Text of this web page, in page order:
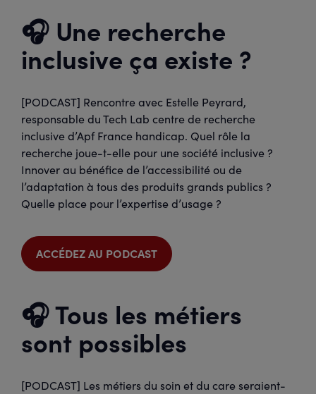
🎧 Une recherche
inclusive ça existe ?
[PODCAST] Rencontre avec Estelle Peyrard,
responsable du Tech Lab centre de recherche
inclusive d’Apf France handicap. Quel rôle la
recherche joue-t-elle pour une société inclusive ?
Innover au bénéfice de l’accessibilité ou de
l’adaptation à tous des produits grands publics ?
Quelle place pour l’expertise d’usage ?
ACCÉDEZ AU PODCAST
🎧 Tous les métiers
sont possibles
[PODCAST] Les métiers du soin et du care seraient-